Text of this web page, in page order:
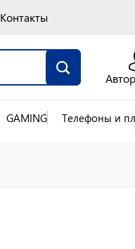
Контакты
GAMING Телефоны и